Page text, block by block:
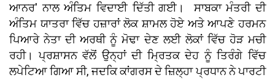
ਆਨਰ' ਨਾਲ ਅੰਤਿਮ ਵਿਦਾਈ ਦਿੱਤੀ ਗਈ। ਸਾਬਕਾ ਮੰਤਰੀ ਦੀ
ਅੰਤਿਮ ਯਾਤਰਾ ਵਿੱਚ ਹਜ਼ਾਰਾਂ ਲੋਕ ਸ਼ਾਮਲ ਹੋਏ ਅਤੇ ਆਪਣੇ ਹਰਮਨ
ਪਿਆਰੇ ਨੇਤਾ ਦੀ ਅਰਥੀ ਨੂੰ ਮੋਢਾ ਦੇਣ ਲਈ ਲੋਕਾਂ ਵਿੱਚ ਹੋੜ ਮਚੀ
ਰਹੀ। ਪ੍ਰਸ਼ਾਸਨ ਵੱਲੋਂ ਉਨ੍ਹਾਂ ਦੀ ਮ੍ਰਿਤਕ ਦੇਹ ਨੂੰ ਤਿਰੰਗੇ ਵਿੱਚ
ਲਪੇਟਿਆ ਗਿਆ ਸੀ, ਜਦਕਿ ਕਾਂਗਰਸ ਦੇ ਜ਼ਿਲ੍ਹਾ ਪ੍ਰਧਾਨ ਨੇ ਪਾਰਟੀ